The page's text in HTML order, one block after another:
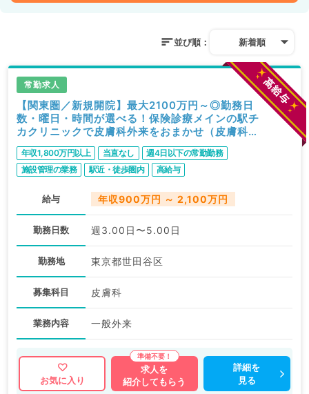
並び順： 新着順
常勤求人
【関東圏／新規開院】最大2100万円～◎勤務日
数・曜日・時間が選べる！保険診療メインの駅チ
カクリニックで皮膚科外来をおまかせ（皮膚科／
常勤）
年収1,800万円以上 当直なし
週4日以下の常勤勤務
施設管理の業務
駅近・徒歩圏内 高給与
給与 年収900万円 ～ 2,100万円
勤務日数 週3.00日〜5.00日
勤務地 東京都世田谷区
募集科目 皮膚科
業務内容 一般外来
お気に入り
求人を
紹介してもらう
詳細を
見る